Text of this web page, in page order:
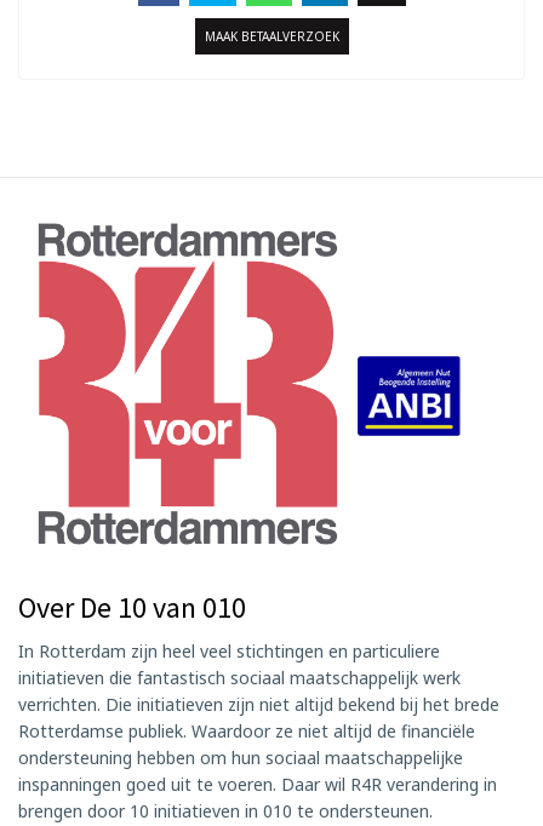
MAAK BETAALVERZOEK
Over De 10 van 010
In Rotterdam zijn heel veel stichtingen en particuliere
initiatieven die fantastisch sociaal maatschappelijk werk
verrichten. Die initiatieven zijn niet altijd bekend bij het brede
Rotterdamse publiek. Waardoor ze niet altijd de financiële
ondersteuning hebben om hun sociaal maatschappelijke
inspanningen goed uit te voeren. Daar wil R4R verandering in
brengen door 10 initiatieven in 010 te ondersteunen.